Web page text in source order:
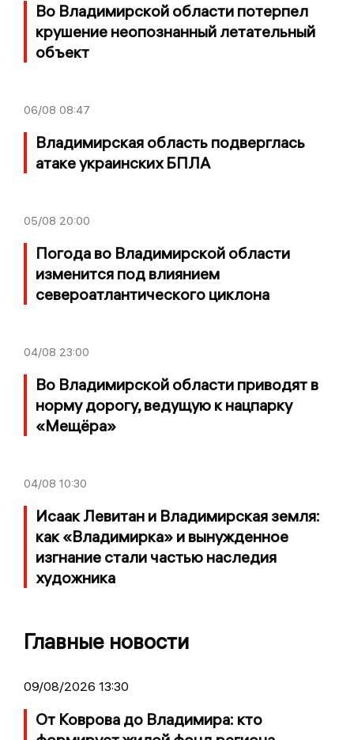
Во Владимирской области потерпел
крушение неопознанный летательный
объект
06/08 08:47
Владимирская область подверглась
атаке украинских БПЛА
05/08 20:00
Погода во Владимирской области
изменится под влиянием
североатлантического циклона
04/08 23:00
Во Владимирской области приводят в
норму дорогу, ведущую к нацпарку
«Мещёра»
04/08 10:30
Исаак Левитан и Владимирская земля:
как «Владимирка» и вынужденное
изгнание стали частью наследия
художника
Главные новости
09/08/2026 13:30
От Коврова до Владимира: кто